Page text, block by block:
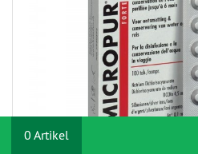
Katadyn Micropur Forte
0 Artikel